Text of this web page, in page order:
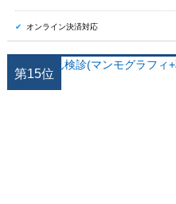
オンライン決済対応
第15位